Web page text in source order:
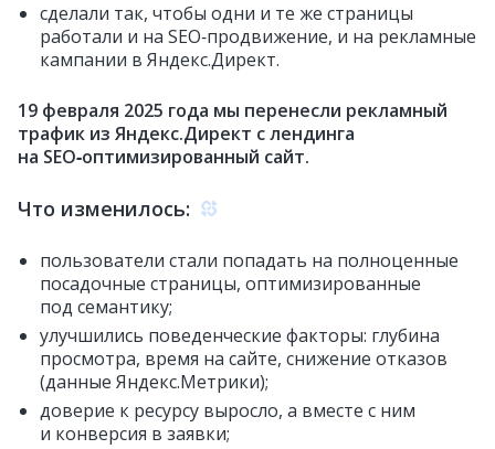
сделали так, чтобы одни и те же страницы
работали и на SEO‑продвижение, и на рекламные
кампании в Яндекс.Директ.
19 февраля 2025 года мы перенесли рекламный
трафик из Яндекс.Директ с лендинга
на SEO‑оптимизированный сайт.
Что изменилось:
пользователи стали попадать на полноценные
посадочные страницы, оптимизированные
под семантику;
улучшились поведенческие факторы: глубина
просмотра, время на сайте, снижение отказов
(данные Яндекс.Метрики);
доверие к ресурсу выросло, а вместе с ним
и конверсия в заявки;